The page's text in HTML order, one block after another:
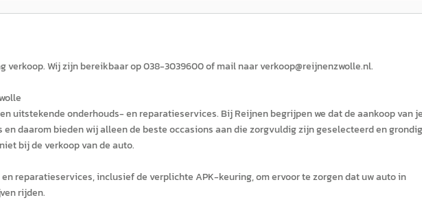
verkoop. Wij zijn bereikbaar op 038-3039600 of mail naar verkoop@reijnenzwolle.nl.
uitstekende onderhouds- en reparatieservices. Bij Reijnen begrijpen we dat de aankoop van
daarom bieden wij alleen de beste occasions aan die zorgvuldig zijn geselecteerd en grondig
bij de verkoop van de auto.
reparatieservices, inclusief de verplichte APK-keuring, om ervoor te zorgen dat uw auto in
rijden.